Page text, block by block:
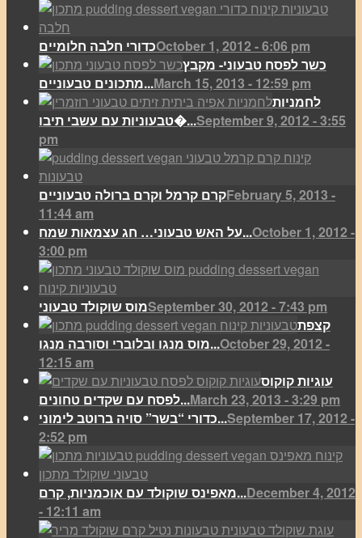
כדורי חלבה חלומייםOctober 1, 2012 - 6:06 pm
כשר לפסח טבעוני- מקבץ
מתכונים טבעוניים...March 15, 2013 - 12:59 pm
לחמניות
טבעוניות עם עשבי תיבו�...September 9, 2012 - 3:55
pm
קרם קרמל וקרם ברולה טבעונייםFebruary 5, 2013 -
11:44 am
על האש טבעוני… חג עצמאות שמח...October 1, 2012 -
3:00 pm
מוס שוקולד טבעוניSeptember 30, 2012 - 7:43 pm
קצפת
מוס מנגו ובלוברי וסורבה מנגו...October 29, 2012 -
12:15 am
עוגיות קוקוס
לפסח עם שקדים טחונים...March 23, 2013 - 3:29 pm
כדורי “בשר” סויה ברוטב לימוני...September 17, 2012 -
2:52 pm
מאפינס שוקולד עם אוכמניות, קרם...December 4, 2012
- 12:11 am